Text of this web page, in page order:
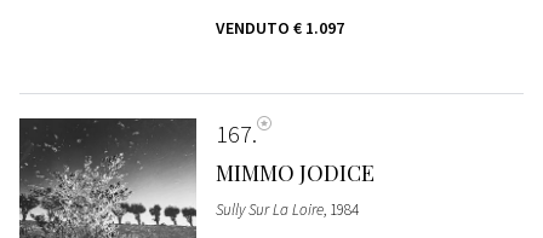
VENDUTO € 1.097
167
MIMMO JODICE
Sully Sur La Loire, 1984